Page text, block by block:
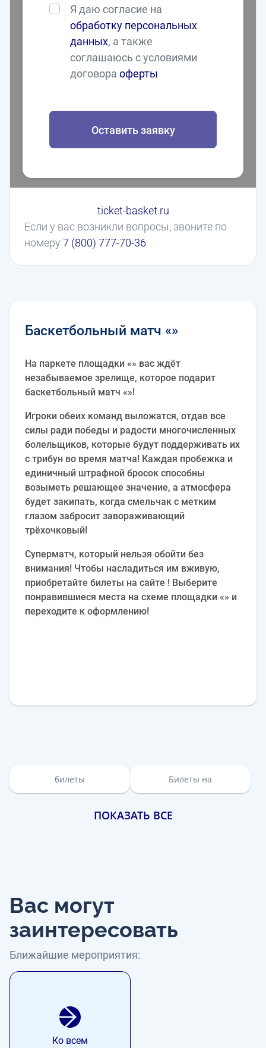
Я даю согласие на
обработку персональных
данных, а также
соглашаюсь с условиями
договораоферты
Оставить заявку
Если у вас возникли вопросы, звоните по
номеру7 (800) 777-70-36
ticket-basket.ru
Баскетбольный матч «»
На паркете площадки «» вас ждёт
незабываемое зрелище, которое подарит
баскетбольный матч «»!
Игроки обеих команд выложатся, отдав все
силы ради победы и радости многочисленных
болельщиков, которые будут поддерживать их
с трибун во время матча! Каждая пробежка и
единичный штрафной бросок способны
возыметь решающее значение, а атмосфера
будет закипать, когда смельчак с метким
глазом забросит завораживающий
трёхочковый!
Суперматч, который нельзя обойти без
внимания! Чтобы насладиться им вживую,
приобретайте билеты на сайте ! Выберите
понравившиеся места на схеме площадки «» и
переходите к оформлению!
билеты Билеты на
ПОКАЗАТЬ ВСЕ
Вас могут
заинтересовать
Ближайшие мероприятия:
Ко всем